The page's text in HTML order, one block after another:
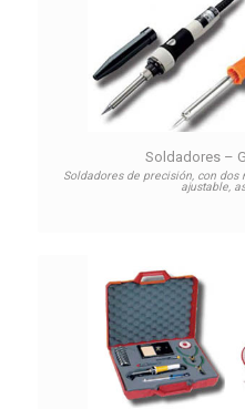
Soldadores –
Soldadores de precisión, con
ajustable,